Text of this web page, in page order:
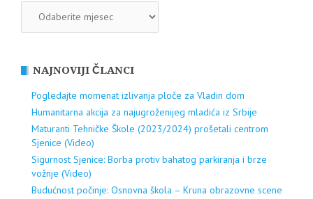
NAJNOVIJI ČLANCI
Pogledajte momenat izlivanja ploče za Vladin dom
Humanitarna akcija za najugroženijeg mladića iz Srbije
Maturanti Tehničke Škole (2023/2024) prošetali centrom
Sjenice (Video)
Sigurnost Sjenice: Borba protiv bahatog parkiranja i brze
vožnje (Video)
Budućnost počinje: Osnovna škola – Kruna obrazovne scene